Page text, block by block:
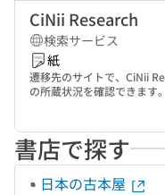
CiNii Research
検索サービス
紙
遷移先のサイトで、CiNii
の所蔵状況を確認できます。
書店で探す
日本の古本屋